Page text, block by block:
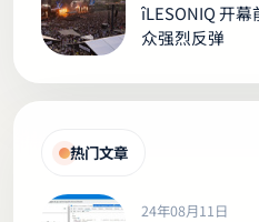
îLESONIQ 开
众强烈反弹
热门文章
24年08月11日